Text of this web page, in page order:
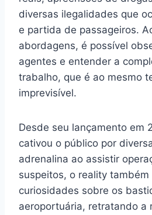
diversas ilegalidades que
e partida de passageiros.
abordagens, é possível
agentes e entender a
trabalho, que é ao mesmo
imprevisível.
Desde seu lançamento em
cativou o público por
adrenalina ao assistir
suspeitos, o reality também
curiosidades sobre os
aeroportuária, retratando a